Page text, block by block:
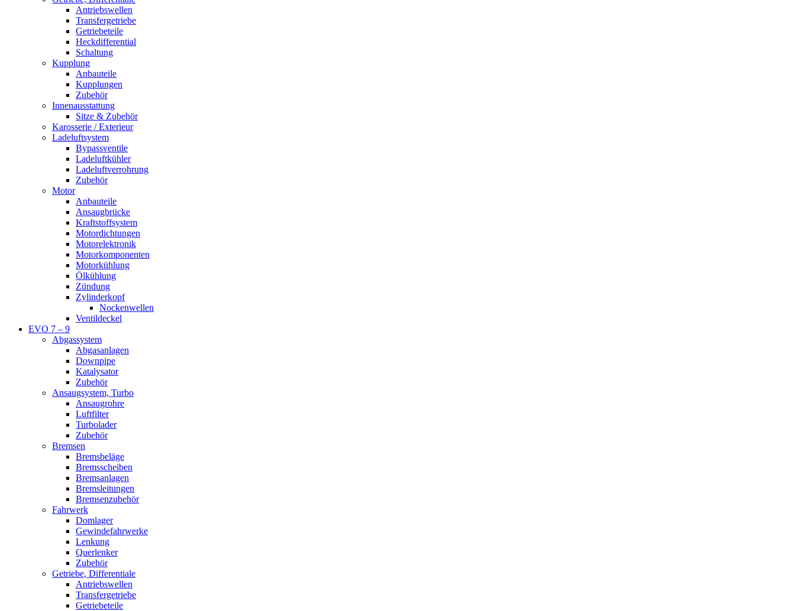
Antriebswellen
Transfergetriebe
Getriebeteile
Heckdifferential
Schaltung
Kupplung
Anbauteile
Kupplungen
Zubehör
Innenausstattung
Sitze & Zubehör
Karosserie / Exterieur
Ladeluftsystem
Bypassventile
Ladeluftkühler
Ladeluftverrohrung
Zubehör
Motor
Anbauteile
Ansaugbrücke
Kraftstoffsystem
Motordichtungen
Motorelektronik
Motorkomponenten
Motorkühlung
Ölkühlung
Zündung
Zylinderkopf
Nockenwellen
Ventildeckel
EVO 7 – 9
Abgassystem
Abgasanlagen
Downpipe
Katalysator
Zubehör
Ansaugsystem, Turbo
Ansaugrohre
Luftfilter
Turbolader
Zubehör
Bremsen
Bremsbeläge
Bremsscheiben
Bremsanlagen
Bremsleitungen
Bremsenzubehör
Fahrwerk
Domlager
Gewindefahrwerke
Lenkung
Querlenker
Zubehör
Getriebe, Differentiale
Antriebswellen
Transfergetriebe
Getriebeteile